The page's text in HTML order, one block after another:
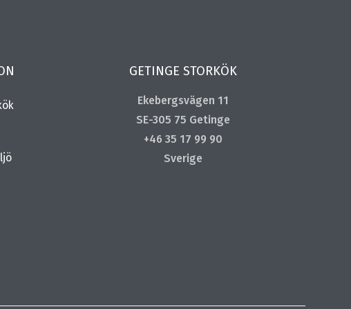
GETINGE STORKÖK
Ekebergsvägen 11
SE-305 75 Getinge
+46 35 17 99 90
Sverige